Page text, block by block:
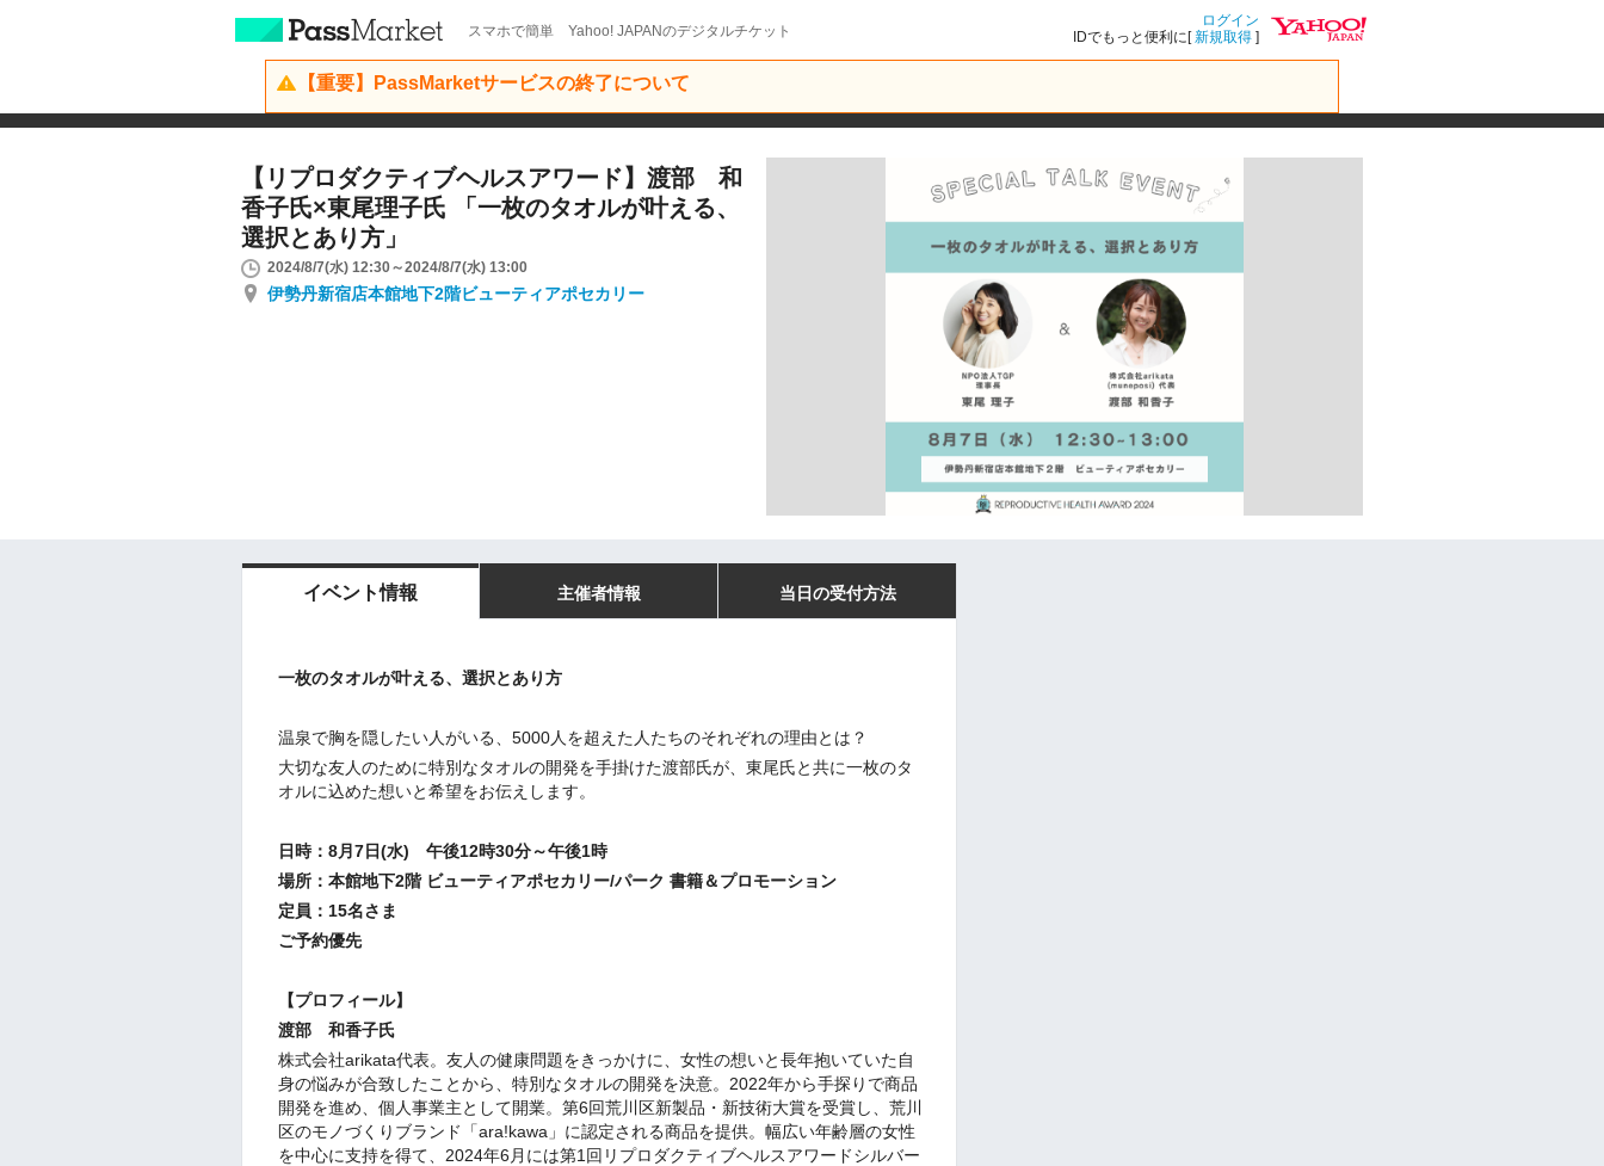
スマホで簡単 Yahoo! JAPANのデジタルチケット
ログイン
IDでもっと便利に[新規取得 ]
【重要】PassMarketサービスの終了について
【リプロダクティブヘルスアワード】渡部 和
香子氏×東尾理子氏 「一枚のタオルが叶える、
選択とあり方」
2024/8/7(水) 12:30～2024/8/7(水) 13:00
伊勢丹新宿店本館地下2階ビューティアポセカリー
イベント情報 主催者情報 当日の受付方法
一枚のタオルが叶える、選択とあり方
温泉で胸を隠したい人がいる、5000人を超えた人たちのそれぞれの理由とは？
大切な友人のために特別なタオルの開発を手掛けた渡部氏が、東尾氏と共に一枚のタ
オルに込めた想いと希望をお伝えします。
日時：8月7日(水) 午後12時30分～午後1時
場所：本館地下2階 ビューティアポセカリー/パーク 書籍＆プロモーション
定員：15名さま
ご予約優先
【プロフィール】
渡部 和香子氏
株式会社arikata代表。友人の健康問題をきっかけに、女性の想いと長年抱いていた自
身の悩みが合致したことから、特別なタオルの開発を決意。2022年から手探りで商品
開発を進め、個人事業主として開業。第6回荒川区新製品・新技術大賞を受賞し、荒川
区のモノづくりブランド「ara!kawa」に認定される商品を提供。幅広い年齢層の女性
を中心に支持を得て、2024年6月には第1回リプロダクティブヘルスアワードシルバー